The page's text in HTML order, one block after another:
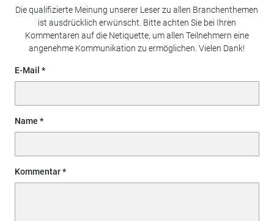
Die qualifizierte Meinung unserer Leser zu allen Branchenthemen
ist ausdrücklich erwünscht. Bitte achten Sie bei Ihren
Kommentaren auf die Netiquette, um allen Teilnehmern eine
angenehme Kommunikation zu ermöglichen. Vielen Dank!
E-Mail
Name
Kommentar